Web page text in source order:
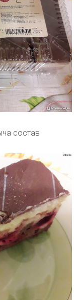
состав